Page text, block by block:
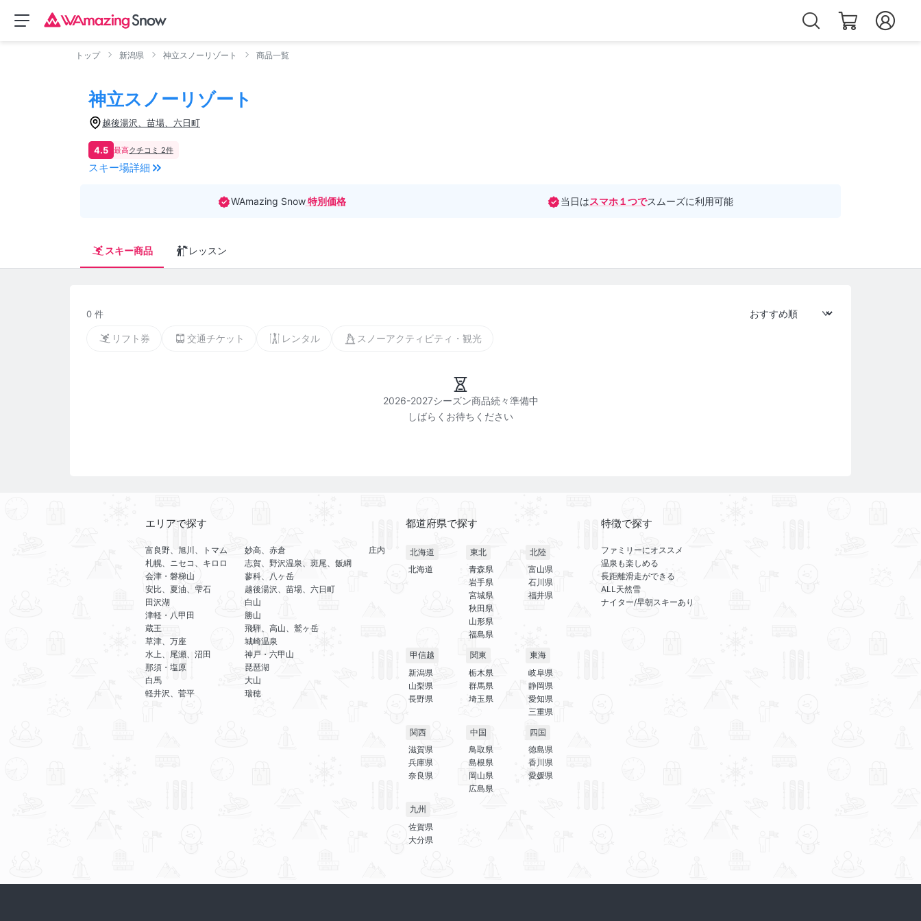
トップ 新潟県 神立スノーリゾート 商品一覧
神立スノーリゾート
越後湯沢、苗場、六日町
4.5 最高クチコミ 2件
スキー場詳細
WAmazing Snow特別価格 当日はスマホ１つでスムーズに利用可能
スキー商品 レッスン
0 件
リフト券 交通チケット レンタル スノーアクティビティ・観光
2026-2027シーズン商品続々準備中
エリアで探す
富良野、旭川、トマム
札幌、ニセコ、キロロ
会津・磐梯山
安比、夏油、雫石
田沢湖
津軽・八甲田
蔵王
草津、万座
水上、尾瀬、沼田
那須・塩原
白馬
軽井沢、菅平
妙高、赤倉
志賀、野沢温泉、斑尾、飯綱
蓼科、八ヶ岳
越後湯沢、苗場、六日町
白山
勝山
飛騨、高山、鷲ヶ岳
城崎温泉
神戸・六甲山
琵琶湖
大山
瑞穂
庄内
都道府県で探す
北海道
北海道
東北
青森県
岩手県
宮城県
秋田県
山形県
福島県
北陸
富山県
石川県
福井県
甲信越
新潟県
山梨県
長野県
関東
栃木県
群馬県
埼玉県
東海
岐阜県
静岡県
愛知県
三重県
関西
滋賀県
兵庫県
奈良県
中国
鳥取県
島根県
岡山県
広島県
四国
徳島県
香川県
愛媛県
九州
佐賀県
大分県
特徴で探す
ファミリーにオススメ
温泉も楽しめる
長距離滑走ができる
ALL天然雪
ナイター/早朝スキーあり